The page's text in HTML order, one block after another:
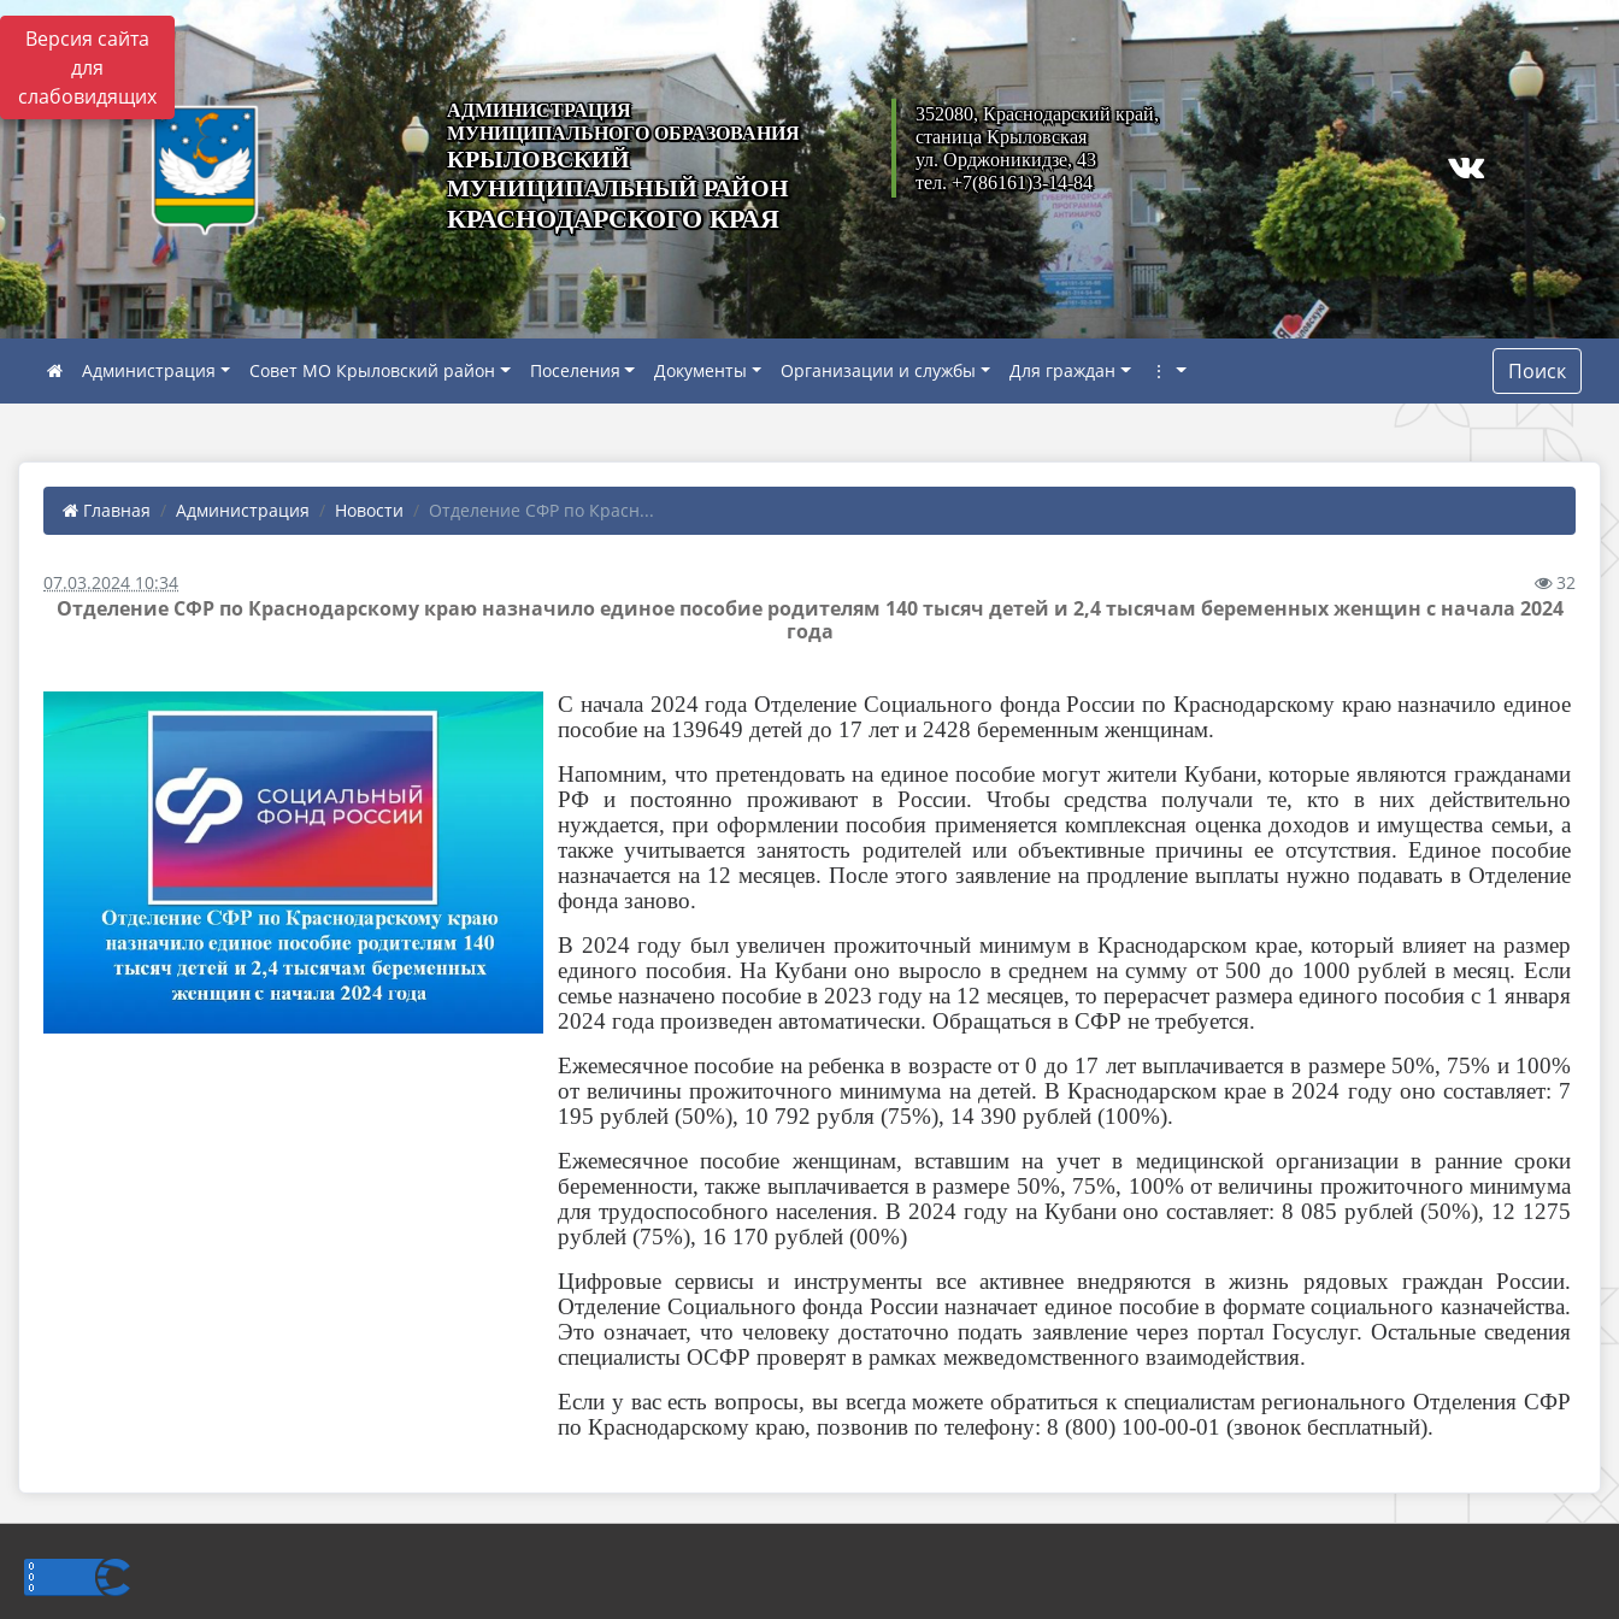
Версия сайта
для
слабовидящих
АДМИНИСТРАЦИЯ
МУНИЦИПАЛЬНОГО ОБРАЗОВАНИЯ
КРЫЛОВСКИЙ
МУНИЦИПАЛЬНЫЙ РАЙОН
КРАСНОДАРСКОГО КРАЯ
352080, Краснодарский край,
станица Крыловская
ул. Орджоникидзе, 43
тел. +7(86161)3-14-84
Администрация Совет МО Крыловский район Поселения Документы Организации и службы Для граждан ⋮ Поиск
Главная Администрация Новости Отделение СФР по Красн...
07.03.2024 10:34 32
Отделение СФР по Краснодарскому краю назначило единое пособие родителям 140 тысяч детей и 2,4 тысячам беременных женщин с начала 2024
года
С начала 2024 года Отделение Социального фонда России по Краснодарскому краю назначило единое
пособие на 139649 детей до 17 лет и 2428 беременным женщинам.
Напомним, что претендовать на единое пособие могут жители Кубани, которые являются гражданами
РФ и постоянно проживают в России. Чтобы средства получали те, кто в них действительно
нуждается, при оформлении пособия применяется комплексная оценка доходов и имущества семьи, а
также учитывается занятость родителей или объективные причины ее отсутствия. Единое пособие
назначается на 12 месяцев. После этого заявление на продление выплаты нужно подавать в Отделение
фонда заново.
В 2024 году был увеличен прожиточный минимум в Краснодарском крае, который влияет на размер
единого пособия. На Кубани оно выросло в среднем на сумму от 500 до 1000 рублей в месяц. Если
семье назначено пособие в 2023 году на 12 месяцев, то перерасчет размера единого пособия с 1 января
2024 года произведен автоматически. Обращаться в СФР не требуется.
Ежемесячное пособие на ребенка в возрасте от 0 до 17 лет выплачивается в размере 50%, 75% и 100%
от величины прожиточного минимума на детей. В Краснодарском крае в 2024 году оно составляет: 7
195 рублей (50%), 10 792 рубля (75%), 14 390 рублей (100%).
Ежемесячное пособие женщинам, вставшим на учет в медицинской организации в ранние сроки
беременности, также выплачивается в размере 50%, 75%, 100% от величины прожиточного минимума
для трудоспособного населения. В 2024 году на Кубани оно составляет: 8 085 рублей (50%), 12 1275
рублей (75%), 16 170 рублей (00%)
Цифровые сервисы и инструменты все активнее внедряются в жизнь рядовых граждан России.
Отделение Социального фонда России назначает единое пособие в формате социального казначейства.
Это означает, что человеку достаточно подать заявление через портал Госуслуг. Остальные сведения
специалисты ОСФР проверят в рамках межведомственного взаимодействия.
Если у вас есть вопросы, вы всегда можете обратиться к специалистам регионального Отделения СФР
по Краснодарскому краю, позвонив по телефону: 8 (800) 100-00-01 (звонок бесплатный).